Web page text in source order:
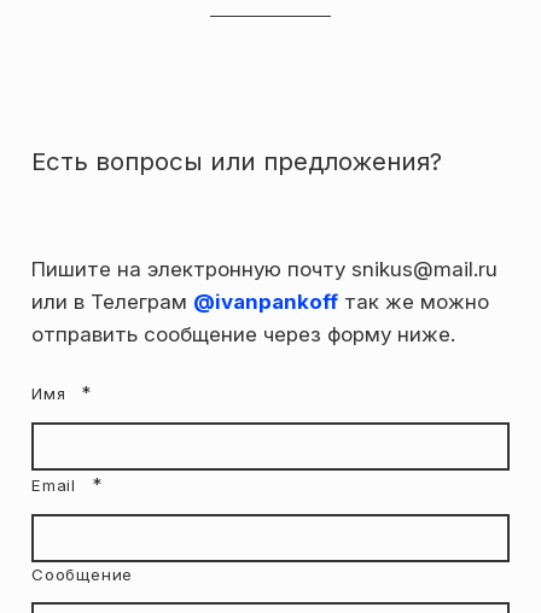
Есть вопросы или предложения?
Пишите на электронную почту snikus@mail.ru
или в Телеграм @ivanpankoff так же можно
отправить сообщение через форму ниже.
Имя
Email
Сообщение